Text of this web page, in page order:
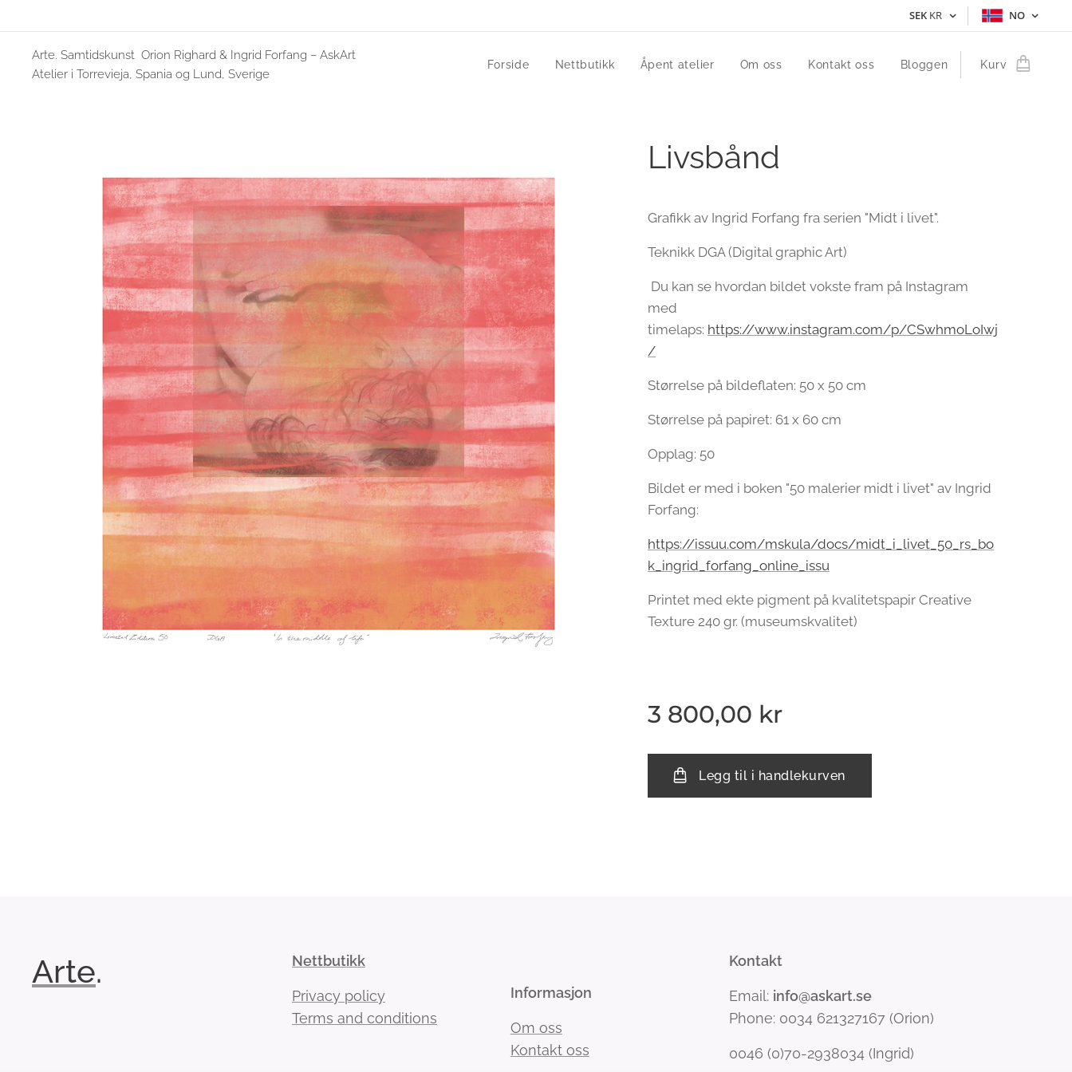
SEK KR NO
Arte. Samtidskunst Orion Righard & Ingrid Forfang – AskArt
Atelier i Torrevieja, Spania og Lund, Sverige
Forside Nettbutikk Åpent atelier Om oss Kontakt oss Bloggen Kurv
Livsbånd
Grafikk av Ingrid Forfang fra serien "Midt i livet".
Teknikk DGA (Digital graphic Art)
Du kan se hvordan bildet vokste fram på Instagram
med
timelaps: https://www.instagram.com/p/CSwhmoLoIwj
/
Størrelse på bildeflaten: 50 x 50 cm
Størrelse på papiret: 61 x 60 cm
Opplag: 50
Bildet er med i boken "50 malerier midt i livet" av Ingrid
Forfang:
https://issuu.com/mskula/docs/midt_i_livet_50_rs_bo
k_ingrid_forfang_online_issu
Printet med ekte pigment på kvalitetspapir Creative
Texture 240 gr. (museumskvalitet)
3 800,00 kr
Legg til i handlekurven
Arte. Nettbutikk
Privacy policy
Terms and conditions
Informasjon
Om oss
Kontakt oss
Kontakt
Email: info@askart.se
Phone: 0034 621327167 (Orion)
0046 (0)70-2938034 (Ingrid)